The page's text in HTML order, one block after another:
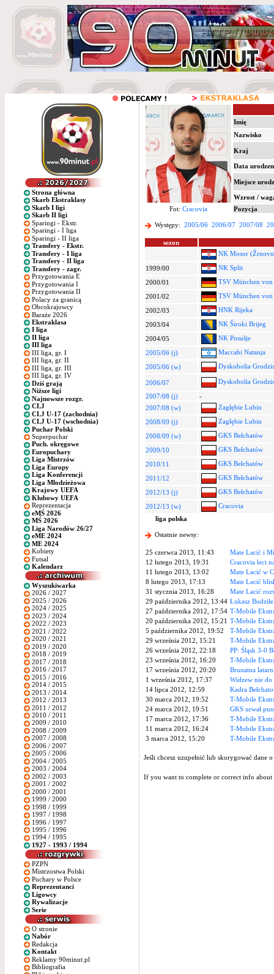
Strona główna
Skarb Ekstraklasy
Skarb I ligi
Skarb II ligi
Sparingi - Ekstr.
Sparingi - I liga
Sparingi - II liga
Transfery - Ekstr.
Transfery - I liga
Transfery - II liga
Transfery - zagr.
Przygotowania E
Przygotowania I
Przygotowania II
Polacy za granicą
Obcokrajowcy
Baraże 2026
Ekstraklasa
I liga
II liga
III liga
III liga, gr. I
III liga, gr. II
III liga, gr. III
III liga, gr. IV
Dziś grają
Niższe ligi
Najnowsze rozgr.
CLJ
CLJ U-17 (zachodnia)
CLJ U-17 (wschodnia)
Puchar Polski
Superpuchar
Puch. okręgowe
Europuchary
Liga Mistrzów
Liga Europy
Liga Konferencji
Liga Młodzieżowa
Krajowy UEFA
Klubowy UEFA
Reprezentacja
eMŚ 2026
MŚ 2026
Liga Narodów 26/27
eME 2024
ME 2024
Kobiety
Futsal
Kalendarz
Wyszukiwarka
2026 / 2027
2025 / 2026
2024 / 2025
2023 / 2024
2022 / 2023
2021 / 2022
2020 / 2021
2019 / 2020
2018 / 2019
2017 / 2018
2016 / 2017
2015 / 2016
2014 / 2015
2013 / 2014
2012 / 2013
2011 / 2012
2010 / 2011
2009 / 2010
2008 / 2009
2007 / 2008
2006 / 2007
2005 / 2006
2004 / 2005
2003 / 2004
2002 / 2003
2001 / 2002
2000 / 2001
1999 / 2000
1998 / 1999
1997 / 1998
1996 / 1997
1995 / 1996
1994 / 1995
1927 - 1993 / 1994
PZPN
Mistrzostwa Polski
Puchary w Polsce
Reprezentanci
Ligowcy
Rywalizacje
Serie
O stronie
Nabór
Redakcja
Kontakt
Reklamy 90minut.pl
Bibliografia
Imię
Nazwisko
Kraj
Data
Miejsce
Wzrost /
Fot: Cracovia Pozycja
Występy: 2005/06 2006/07 2007/08
sezon
NK Mosor
1999/00
NK Split
2000/01
TSV München
2001/02
TSV München
2002/03
HNK Rijeka
2003/04
NK Široki Brijeg
2004/05
NK Posušje
2005/06 (j)
Maccabi Natanja
2005/06 (w)
Dyskobolia
2006/07
Dyskobolia
2007/08 (j)
-
2007/08 (w)
Zagłębie Lubin
2008/09 (j)
Zagłębie Lubin
2008/09 (w)
GKS Bełchatów
2009/10
GKS Bełchatów
2010/11
GKS Bełchatów
2011/12
GKS Bełchatów
2012/13 (j)
GKS Bełchatów
2012/13 (w)
Cracovia
liga polska
Ostatnie newsy:
25 czerwca 2013, 11:43
Mate Lacić i
12 lutego 2013, 19:31
Cracovia leci
11 lutego 2013, 13:02
Mate Lacić w
8 lutego 2013, 17:13
Mate Lacić
31 stycznia 2013, 16:28
Mate Lacić
29 października 2012, 13:44 Łukasz
27 października 2012, 17:54 T-Mobile
20 października 2012, 15:21 T-Mobile
5 października 2012, 19:52
T-Mobile
29 września 2012, 15:21
T-Mobile
26 września 2012, 22:18
PP: Śląsk 3-0
23 września 2012, 16:20
T-Mobile
17 września 2012, 20:20
Brunatna
1 września 2012, 17:37
Widzew nie do
14 lipca 2012, 12:59
Kadra
30 marca 2012, 19:52
T-Mobile
24 marca 2012, 19:51
GKS urwał
17 marca 2012, 17:36
T-Mobile
11 marca 2012, 16:24
T-Mobile
3 marca 2012, 15:20
T-Mobile
Jeśli chcesz uzupełnić lub skorygować
If you want to complete or correct info